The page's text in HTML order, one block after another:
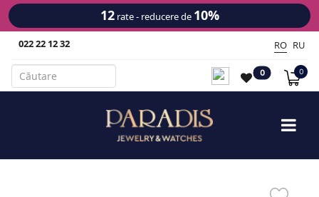
12rate - reducere de 10%
022 22 12 32 RO RU
0 0